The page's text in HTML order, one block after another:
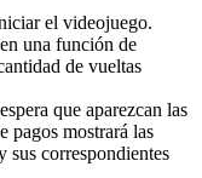
el videojuego.
una función de
de vueltas
que aparezcan las
pagos mostrará las
sus correspondientes